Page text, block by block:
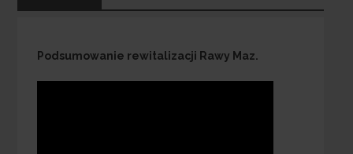
Podsumowanie rewitalizacji Rawy Maz.